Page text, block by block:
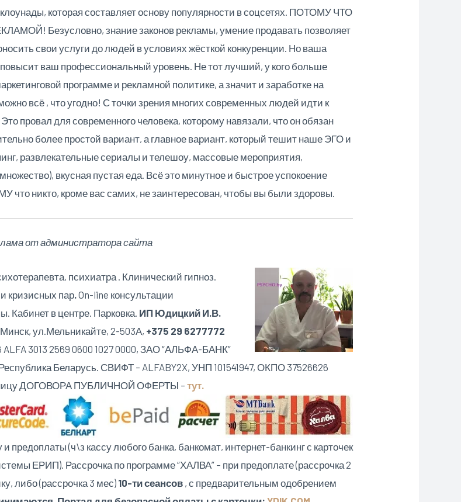
которая составляет основу популярности в соцсетях. ПОТОМУ ЧТО
Безусловно, знание законов рекламы, умение продавать позволяет
свои услуги до людей в условиях жёсткой конкуренции. Но ваша
ваш профессиональный уровень. Не тот лучший, у кого больше
программе и рекламной политике, а значит и заработке на
всё , что угодно! С точки зрения многих современных людей идти к
провал для современного человека, которому навязали, что он обязан
более простой вариант, а главное вариант, который тешит наше ЭГО и
развлекательные сериалы и телешоу, массовые мероприятия,
вкусная пустая еда. Всё это минутное и быстрое успокоение
что никто, кроме вас самих, не заинтересован, чтобы вы были здоровы.
от администратора сайта
психиатра . Клинический гипноз.
кризисных пар. On-line консультации
Кабинет в центре. Парковка. ИП Юдицкий И.В.
ул.Мельникайте, 2-503А, +375 29 6277772
2569 0600 1027 0000, ЗАО “АЛЬФА-БАНК”
Беларусь. СВИФТ – ALFABY2X, УНП 101541947, ОКПО 37526626
ДОГОВОРА ПУБЛИЧНОЙ ОФЕРТЫ –тут.
(ч\з кассу любого банка, банкомат, интернет-банкинг с карточек
ЕРИП). Рассрочка по программе “ХАЛВА” – при предоплате (рассрочка 2
либо (рассрочка 3 мес)10-ти сеансов , с предварительным одобрением